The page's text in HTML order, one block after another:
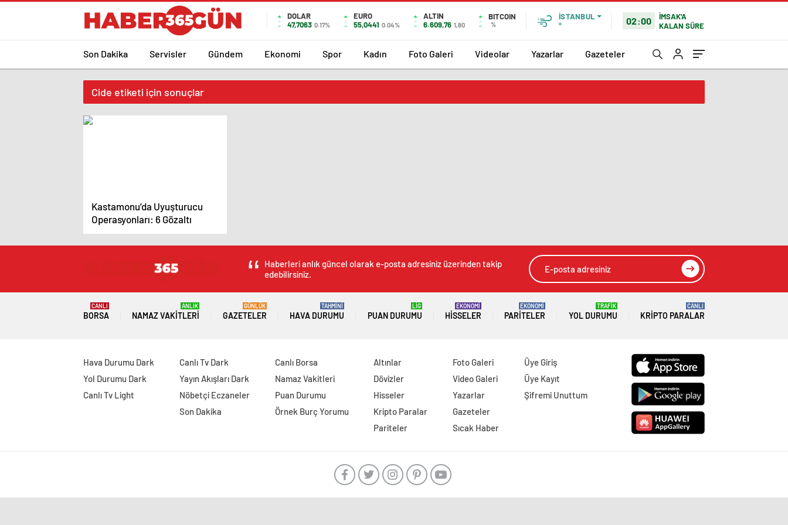
DOLAR
47,7063 0.17%
EURO
55,0441 0.04%
ALTIN
6.609,76 1,80
BITCOIN
%
İSTANBUL
°
02:00
İMSAK'A
KALAN SÜRE
Son Dakika Servisler Gündem Ekonomi Spor Kadın Foto Galeri Videolar Yazarlar Gazeteler
Cide etiketi için sonuçlar
Kastamonu’da Uyuşturucu
Operasyonları: 6 Gözaltı
Haberleri anlık güncel olarak e-posta adresiniz üzerinden takip
edebilirsiniz.
BORSA
CANLI
NAMAZ VAKITLERI
ANLIK
GAZETELER
GÜNLÜK
HAVA DURUMU
TAHMİNİ
PUAN DURUMU
LİG
HISSELER
EKONOMİ
PARITELER
EKONOMİ
YOL DURUMU
TRAFİK
KRIPTO PARALAR
CANLI
Hava Durumu Dark
Yol Durumu Dark
Canlı Tv Light
Canlı Tv Dark
Yayın Akışları Dark
Nöbetçi Eczaneler
Son Dakika
Canlı Borsa
Namaz Vakitleri
Puan Durumu
Örnek Burç Yorumu
Altınlar
Dövizler
Hisseler
Kripto Paralar
Pariteler
Foto Galeri
Video Galeri
Yazarlar
Gazeteler
Sıcak Haber
Üye Giriş
Üye Kayıt
Şifremi Unuttum